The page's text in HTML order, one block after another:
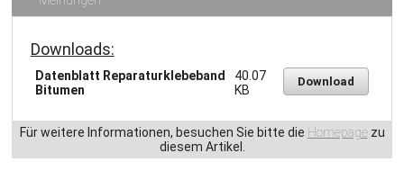
Downloads:
Datenblatt Reparaturklebeband
Bitumen
40.07
KB
Download
Für weitere Informationen, besuchen Sie bitte die Homepagezu
diesem Artikel.